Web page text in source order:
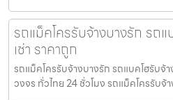
รถแม็คโครรับจ้างบางรัก รถแ
เช่า ราคาถูก
รถแม็คโครรับจ้างบางรัก รถแบคโฮรับจ้า
วงจร ทั่วไทย 24 ชั่วโมง รถแม็คโครรับจ้